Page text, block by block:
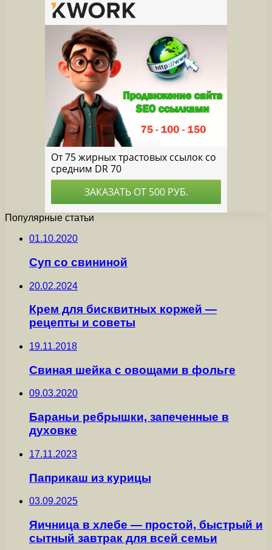
Популярные статьи
01.10.2020
Суп со свининой
20.02.2024
Крем для бисквитных коржей —
рецепты и советы
19.11.2018
Свиная шейка с овощами в фольге
09.03.2020
Бараньи ребрышки, запеченные в
духовке
17.11.2023
Паприкаш из курицы
03.09.2025
Яичница в хлебе — простой, быстрый и
сытный завтрак для всей семьи